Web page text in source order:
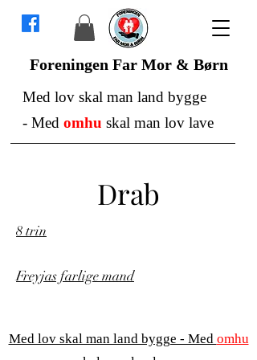
Foreningen Far Mor & Børn
Med lov skal man land bygge
- Med omhu skal man lov lave
Drab
8 trin
Freyjas farlige mand
Med lov skal man land bygge - Med omhu